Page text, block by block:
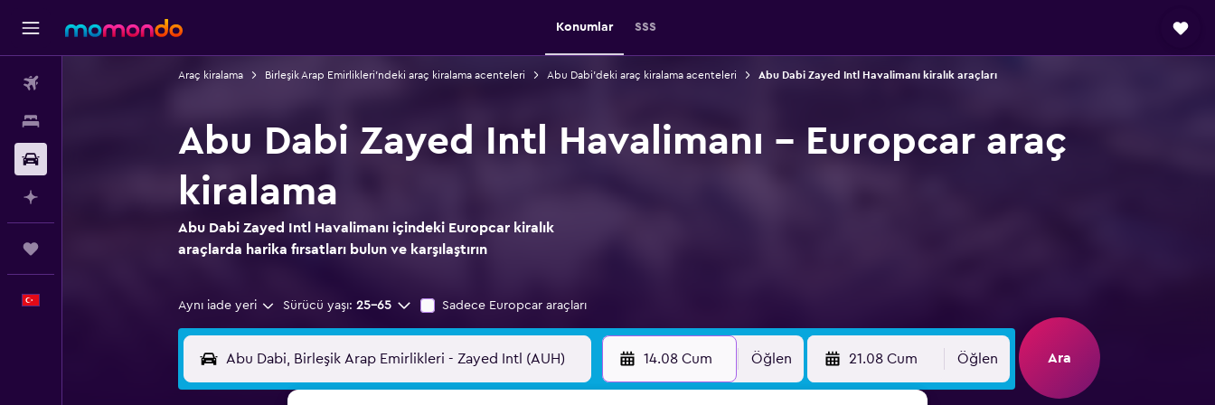
Konumlar SSS
Araç kiralama Birleşik Arap Emirlikleri'ndeki araç kiralama acenteleri Abu Dabi'deki araç kiralama acenteleri Abu Dabi Zayed Intl Havalimanı kiralık araçları
Abu Dabi Zayed Intl Havalimanı - Europcar araç
kiralama
Abu Dabi Zayed Intl Havalimanı içindeki Europcar kiralık
araçlarda harika fırsatları bulun ve karşılaştırın
Aynı iade yeri Sürücü yaşı: 25-65 Sadece Europcar araçları
14.08 Cum Öğlen 21.08 Cum Öğlen Ara